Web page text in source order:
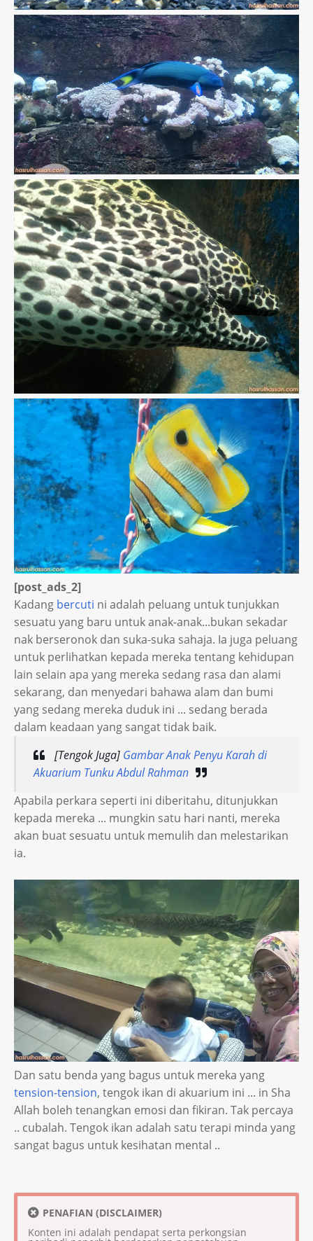
[post_ads_2]
Kadang bercuti ni adalah peluang untuk tunjukkan
sesuatu yang baru untuk anak-anak...bukan sekadar
nak berseronok dan suka-suka sahaja. Ia juga peluang
untuk perlihatkan kepada mereka tentang kehidupan
lain selain apa yang mereka sedang rasa dan alami
sekarang, dan menyedari bahawa alam dan bumi
yang sedang mereka duduk ini ... sedang berada
dalam keadaan yang sangat tidak baik.
[Tengok Juga] Gambar Anak Penyu Karah di
Akuarium Tunku Abdul Rahman
Apabila perkara seperti ini diberitahu, ditunjukkan
kepada mereka ... mungkin satu hari nanti, mereka
akan buat sesuatu untuk memulih dan melestarikan
ia.
Dan satu benda yang bagus untuk mereka yang
tension-tension, tengok ikan di akuarium ini ... in Sha
Allah boleh tenangkan emosi dan fikiran. Tak percaya
.. cubalah. Tengok ikan adalah satu terapi minda yang
sangat bagus untuk kesihatan mental ..
PENAFIAN (DISCLAIMER)
Konten ini adalah pendapat serta perkongsian